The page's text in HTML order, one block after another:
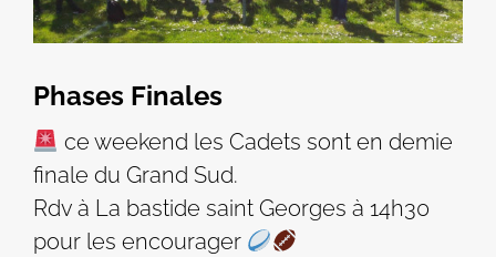
Phases Finales
ce weekend les Cadets sont en demie
finale du Grand Sud.
Rdv à La bastide saint Georges à 14h30
pour les encourager